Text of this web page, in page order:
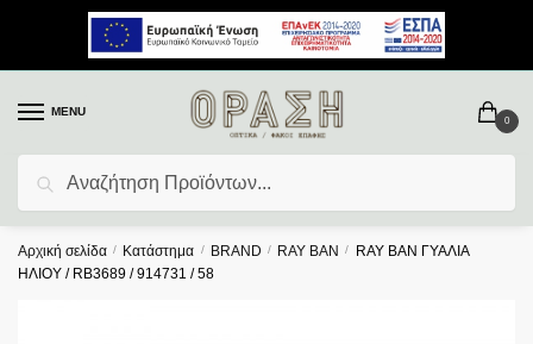
MENU
Αναζήτηση
0
Αρχική σελίδα / Κατάστημα / BRAND / RAY BAN /
RAY BAN ΓΥΑΛΙΑ
ΗΛΙΟΥ / RB3689 / 914731 / 58